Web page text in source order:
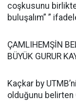
coşkusunu birlikte
buluşalım” ”
ÇAMLIHEMŞİN
BÜYÜK GURUR
Kaçkar by
olduğunu belirten